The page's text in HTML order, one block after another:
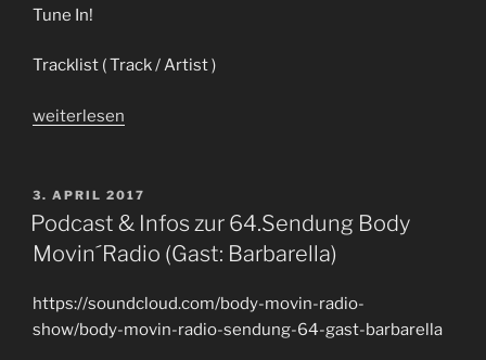
Tune In!
Tracklist ( Track / Artist )
„Body
Sendung
65
(Gast-
Farmer)“
weiterlesen
VERÖFFENTLICHT
AM
3. APRIL 2017
Podcast & Infos zur 64.Sendung Body
Movin´Radio (Gast: Barbarella)
https://soundcloud.com/body-movin-radio-
show/body-movin-radio-sendung-64-gast-barbarella